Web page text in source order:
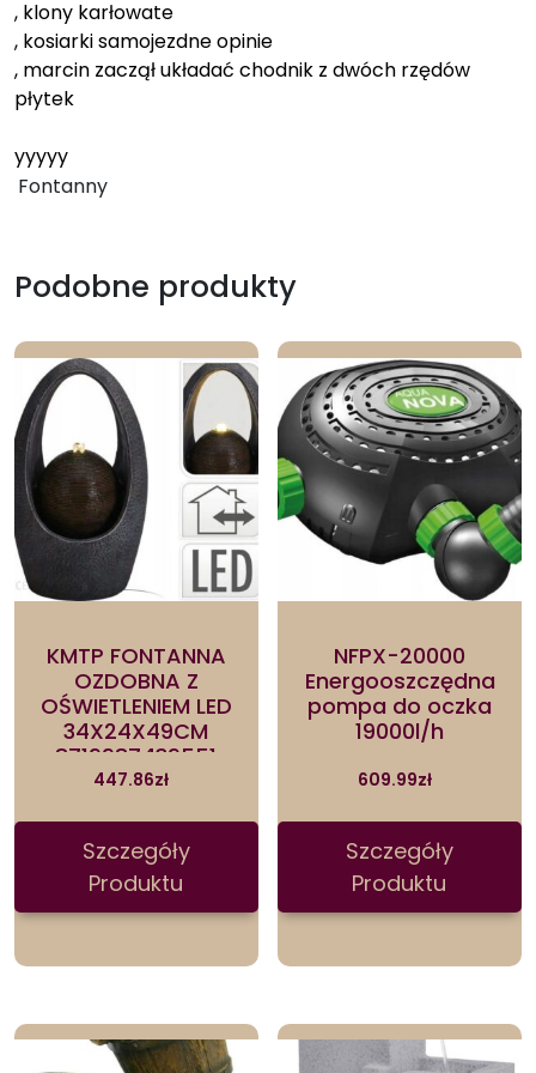
, klony karłowate
, kosiarki samojezdne opinie
, marcin zaczął układać chodnik z dwóch rzędów
płytek
yyyyy
Fontanny
Podobne produkty
KMTP FONTANNA
OZDOBNA Z
OŚWIETLENIEM LED
34X24X49CM
8719987439551
447.86zł
Szczegóły
Produktu
NFPX-20000
Energooszczędna
pompa do oczka
19000l/h
609.99zł
Szczegóły
Produktu